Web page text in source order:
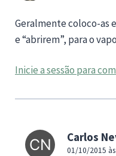
Geralmente coloco-as
e “abrirem”, para o
Inicie a sessão para
Carlos
01/10/2015